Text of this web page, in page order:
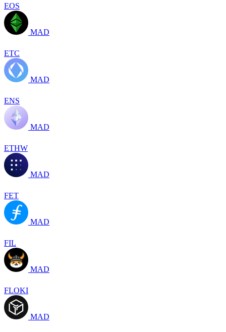
EOS
MAD
ETC
MAD
ENS
MAD
ETHW
MAD
FET
MAD
FIL
MAD
FLOKI
MAD